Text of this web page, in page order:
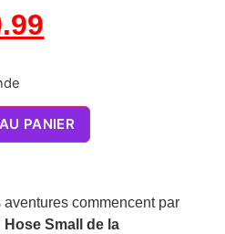
PANIER
commencent par
Hose Small de la